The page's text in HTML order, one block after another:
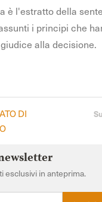
è l'estratto della
i principi che
alla decisione.
DI
esclusivi in anteprima.